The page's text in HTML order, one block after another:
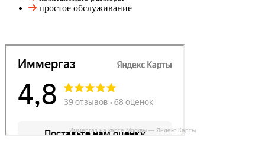
простое обслуживание
Иммергаз на карте Москвы — Яндекс Карты